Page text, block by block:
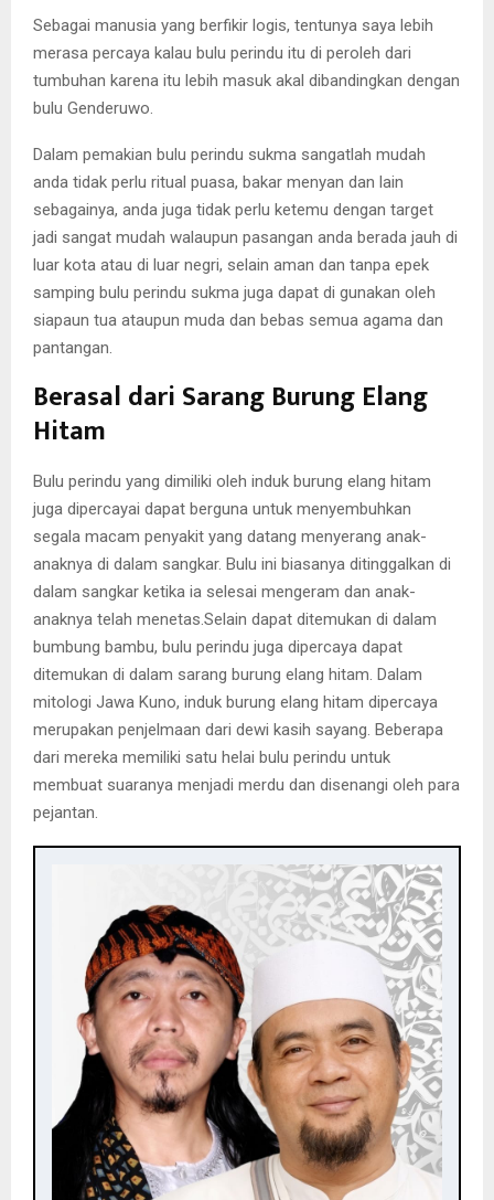
Sebagai manusia yang berfikir logis, tentunya saya lebih
merasa percaya kalau bulu perindu itu di peroleh dari
tumbuhan karena itu lebih masuk akal dibandingkan dengan
bulu Genderuwo.
Dalam pemakian bulu perindu sukma sangatlah mudah
anda tidak perlu ritual puasa, bakar menyan dan lain
sebagainya, anda juga tidak perlu ketemu dengan target
jadi sangat mudah walaupun pasangan anda berada jauh di
luar kota atau di luar negri, selain aman dan tanpa epek
samping bulu perindu sukma juga dapat di gunakan oleh
siapaun tua ataupun muda dan bebas semua agama dan
pantangan.
Berasal dari Sarang Burung Elang
Hitam
Bulu perindu yang dimiliki oleh induk burung elang hitam
juga dipercayai dapat berguna untuk menyembuhkan
segala macam penyakit yang datang menyerang anak-
anaknya di dalam sangkar. Bulu ini biasanya ditinggalkan di
dalam sangkar ketika ia selesai mengeram dan anak-
anaknya telah menetas.Selain dapat ditemukan di dalam
bumbung bambu, bulu perindu juga dipercaya dapat
ditemukan di dalam sarang burung elang hitam. Dalam
mitologi Jawa Kuno, induk burung elang hitam dipercaya
merupakan penjelmaan dari dewi kasih sayang. Beberapa
dari mereka memiliki satu helai bulu perindu untuk
membuat suaranya menjadi merdu dan disenangi oleh para
pejantan.